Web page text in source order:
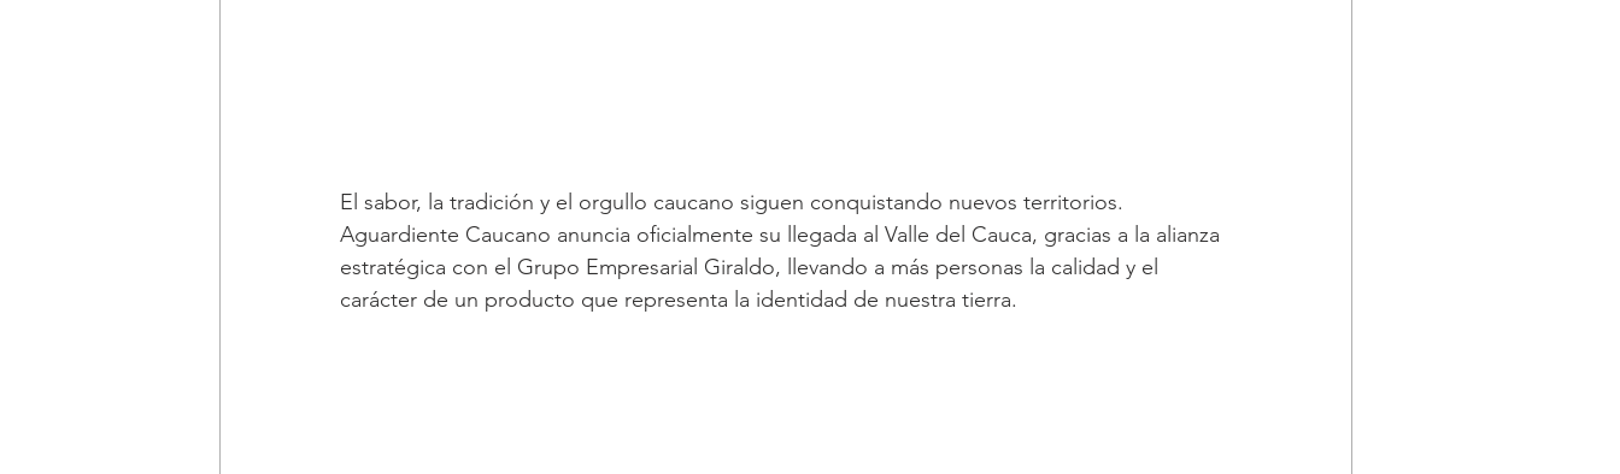
El sabor, la tradición y el orgullo caucano siguen conquistando nuevos territorios.
Aguardiente Caucano anuncia oficialmente su llegada al Valle del Cauca, gracias a la alianza
estratégica con el Grupo Empresarial Giraldo, llevando a más personas la calidad y el
carácter de un producto que representa la identidad de nuestra tierra.